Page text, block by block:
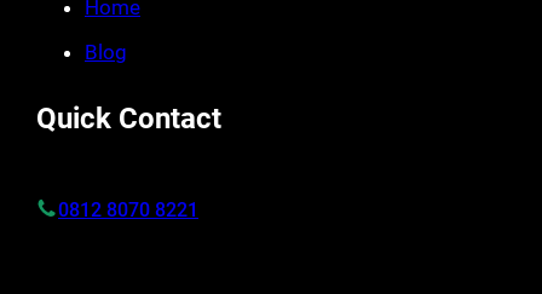
Home
Blog
Quick Contact
0812 8070 8221